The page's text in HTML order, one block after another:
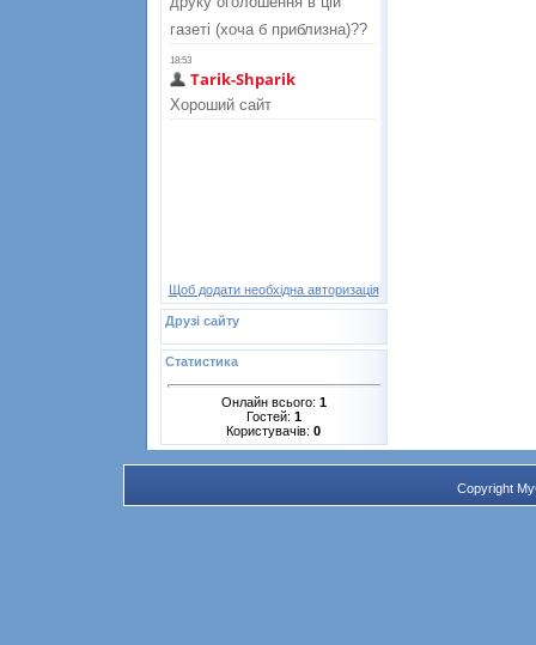
Щоб додати необхідна авторизація
Друзі сайту
Статистика
Онлайн всього: 1
Гостей: 1
Користувачів: 0
Copyright